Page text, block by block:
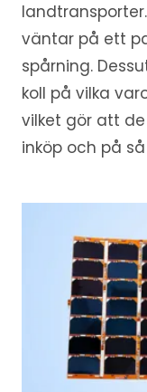
väntar på ett
spårning.
koll på vilka
vilket gör att
inköp och på